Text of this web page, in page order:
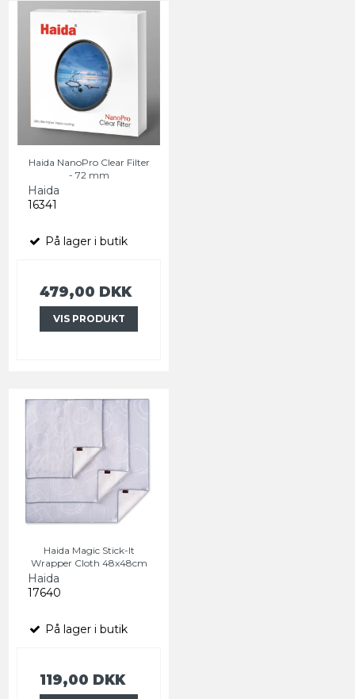
Haida NanoPro Clear Filter
- 72 mm
Haida
16341
På lager i butik
479,00 DKK
VIS PRODUKT
Haida Magic Stick-It
Wrapper Cloth 48x48cm
Haida
17640
På lager i butik
119,00 DKK